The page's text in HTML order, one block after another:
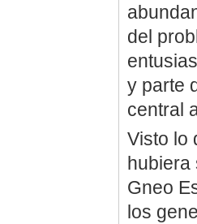
del
y parte
central
Visto lo
hubiera
Gneo
los